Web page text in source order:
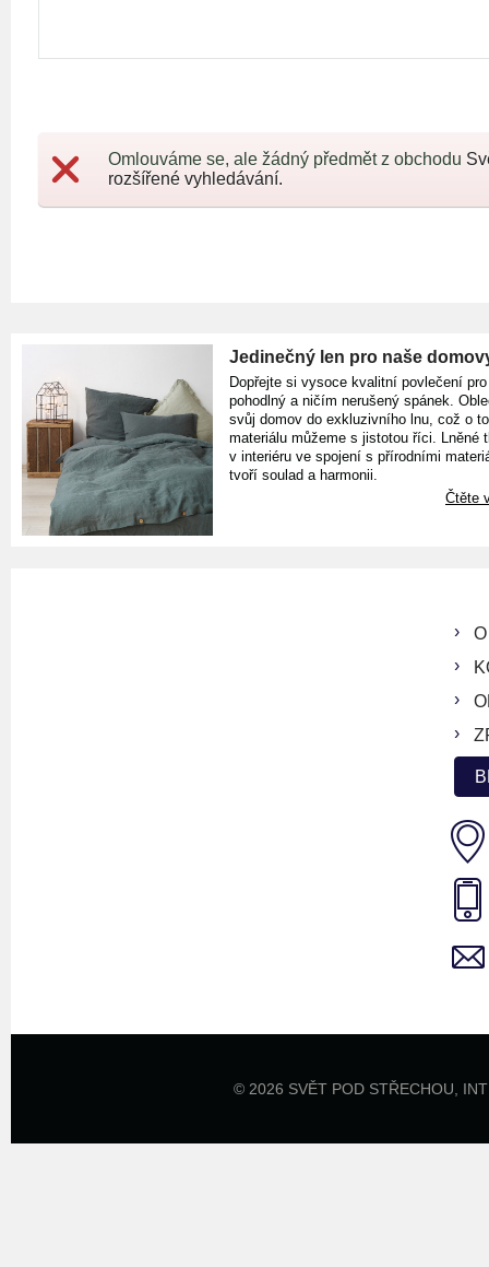
Omlouváme se, ale žádný předmět z obchodu
rozšířené vyhledávání.
Jedinečný len pro naše
Dopřejte si vysoce kvalitní povlečení pro
pohodlný a ničím nerušený spánek.
svůj domov do exkluzivního lnu, což o
materiálu můžeme s jistotou říci. Lněné
v interiéru ve spojení s přírodními
tvoří soulad a harmonii.
Čtěte
© 2026 SVĚT POD STŘECHOU,